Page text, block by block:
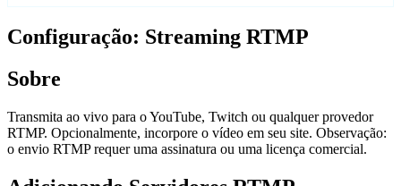
Configuração: Streaming RTMP
Sobre
Transmita ao vivo para o YouTube, Twitch ou qualquer provedor
RTMP. Opcionalmente, incorpore o vídeo em seu site. Observação:
o envio RTMP requer uma assinatura ou uma licença comercial.